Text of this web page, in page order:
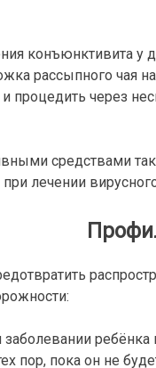
конъюнктивита у
рассыпного чая
и процедить через
средствами
при лечении
заболевании
пор, пока он не